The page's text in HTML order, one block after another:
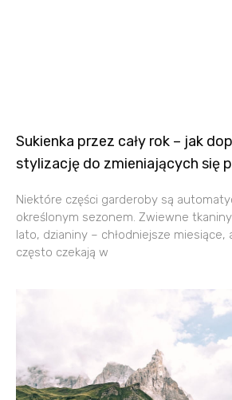
Sukienka przez cały rok – jak
stylizację do zmieniających się
Niektóre części garderoby są
określonym sezonem. Zwiewne
lato, dzianiny – chłodniejsze
często czekają w